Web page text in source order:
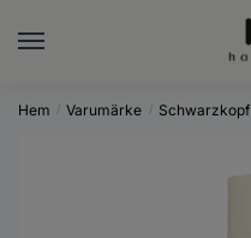
Hem / Varumärke / Schwarzkopf